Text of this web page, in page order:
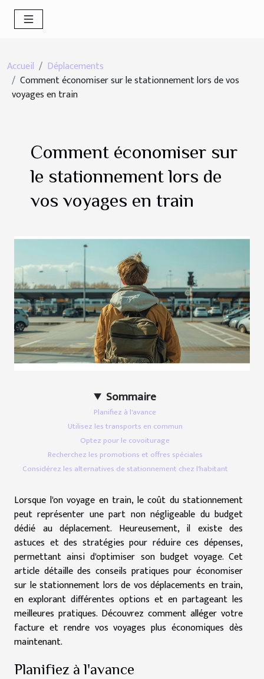
Accueil
Déplacements
Comment économiser sur le stationnement lors de vos
voyages en train
Comment économiser sur
le stationnement lors de
vos voyages en train
Sommaire
Planifiez à l'avance
Utilisez les transports en commun
Optez pour le covoiturage
Recherchez les promotions et offres spéciales
Considérez les alternatives de stationnement chez l'habitant
Lorsque l'on voyage en train, le coût du stationnement
peut représenter une part non négligeable du budget
dédié au déplacement. Heureusement, il existe des
astuces et des stratégies pour réduire ces dépenses,
permettant ainsi d'optimiser son budget voyage. Cet
article détaille des conseils pratiques pour économiser
sur le stationnement lors de vos déplacements en train,
en explorant différentes options et en partageant les
meilleures pratiques. Découvrez comment alléger votre
facture et rendre vos voyages plus économiques dès
maintenant.
Planifiez à l'avance